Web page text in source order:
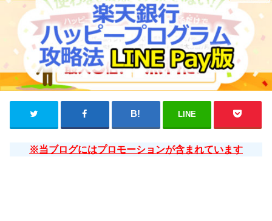
LINE
※当ブログにはプロモーションが含まれています